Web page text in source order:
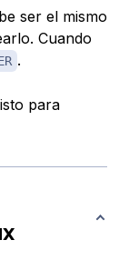
ser el mismo
Cuando
.
para